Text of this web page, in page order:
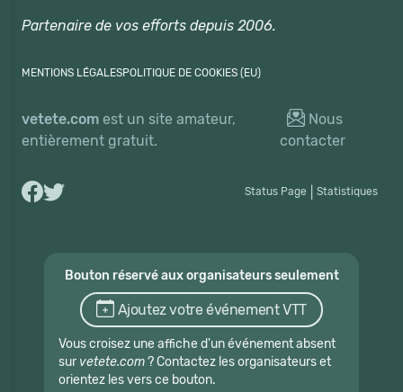
Partenaire de vos efforts depuis 2006.
MENTIONS LÉGALESPOLITIQUE DE COOKIES (EU)
vetete.com est un site amateur,
entièrement gratuit.
Nous
contacter
Status Page Statistiques
Bouton réservé aux organisateurs seulement
Ajoutez votre événement VTT
Vous croisez une affiche d'un événement absent
sur vetete.com? Contactez les organisateurs et
orientez les vers ce bouton.